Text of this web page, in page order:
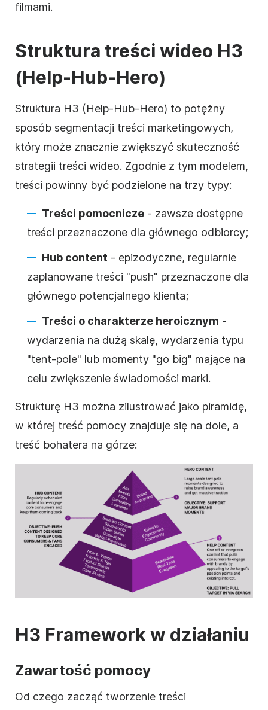
filmami.
Struktura treści wideo H3
(Help-Hub-Hero)
Struktura H3 (Help-Hub-Hero) to potężny
sposób segmentacji treści marketingowych,
który może znacznie zwiększyć skuteczność
strategii treści wideo. Zgodnie z tym modelem,
treści powinny być podzielone na trzy typy:
Treści pomocnicze - zawsze dostępne
treści przeznaczone dla głównego odbiorcy;
Hub content - epizodyczne, regularnie
zaplanowane treści "push" przeznaczone dla
głównego potencjalnego klienta;
Treści o charakterze heroicznym -
wydarzenia na dużą skalę, wydarzenia typu
"tent-pole" lub momenty "go big" mające na
celu zwiększenie świadomości marki.
Strukturę H3 można zilustrować jako piramidę,
w której treść pomocy znajduje się na dole, a
treść bohatera na górze:
H3 Framework w działaniu
Zawartość pomocy
Od czego zacząć tworzenie treści